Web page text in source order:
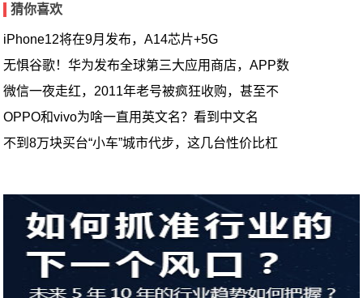
猜你喜欢
iPhone12将在9月发布，A14芯片+5G
无惧谷歌！华为发布全球第三大应用商店，APP数
微信一夜走红，2011年老号被疯狂收购，甚至不
OPPO和vivo为啥一直用英文名？看到中文名
不到8万块买台“小车”城市代步，这几台性价比杠